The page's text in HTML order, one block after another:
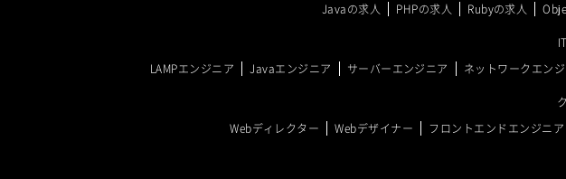
Javaの求人
PHPの求人 Rubyの求人
LAMPエンジニア
Javaエンジニア サーバーエンジニア ネットワークエン
Webディレクター
Webデザイナー フロントエンドエンジニア